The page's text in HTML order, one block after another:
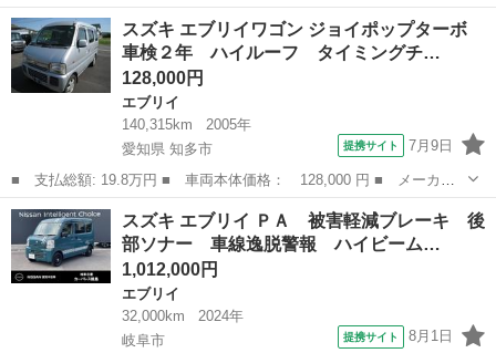
ー名： スズキ ■ 車種名： エブリイ ■ グレード名： ＪＯＩＮ
ターボ オーディオレス 全席パワーウインドウ マット 認定中古
車 セー...
岐阜 岐阜市 エブリイ
スズキ エブリイワゴン ジョイポップターボ
車検２年 ハイルーフ タイミングチ…
128,000円
エブリイ
140,315km
2005年
愛知県 知多市
提携サイト 7月9日
■ 支払総額: 19.8万円 ■ 車両本体価格： 128,000 円 ■ メーカー
名： スズキ ■ 車種名： エブリイワゴン ■ グレード名： ジョ
イポップターボ 車検２年 ハイルーフ タイミングチェーン キー
レス ターボ...
愛知 知多市 エブリイ
スズキ エブリイ ＰＡ 被害軽減ブレーキ 後
部ソナー 車線逸脱警報 ハイビーム…
1,012,000円
エブリイ
32,000km
2024年
岐阜市
提携サイト 8月1日